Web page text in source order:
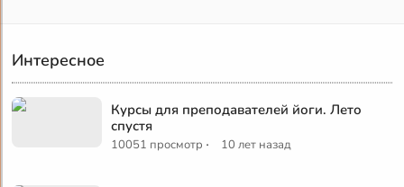
Интересное
Курсы для преподавателей йоги. Лето
спустя
10051 просмотр · 10 лет назад